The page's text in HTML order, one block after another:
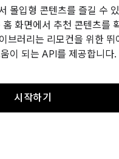
몰입형 콘텐츠를 즐길 수
화면에서 추천 콘텐츠를
브러리는 리모컨을 위한 뛰
이 되는 API를 제공합니다.
시작하기